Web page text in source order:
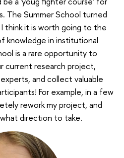
The Summer School turned
think it is worth going to the
knowledge in institutional
is a rare opportunity to
current research project,
and collect valuable
For example, in a few
rework my project, and
direction to take.